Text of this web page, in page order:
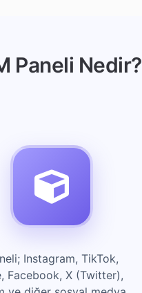
Paneli Nedir?
Instagram, TikTok,
Facebook, X (Twitter),